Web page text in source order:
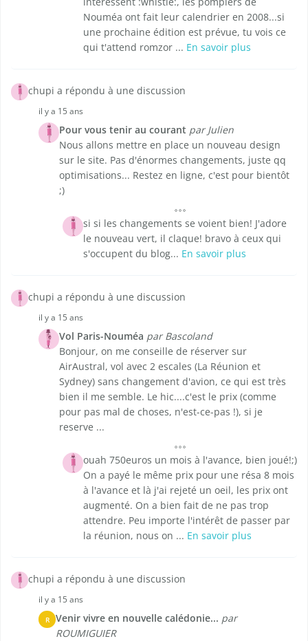
Nouméa ont fait leur calendrier en 2008...si
une prochaine édition est prévue, tu vois ce
qui t'attend romzor ... En savoir plus
chupi a répondu à une discussion
il y a 15 ans
Pour vous tenir au courant par Julien
Nous allons mettre en place un nouveau design
sur le site. Pas d'énormes changements, juste qq
optimisations... Restez en ligne, c'est pour bientôt
;)
si si les changements se voient bien! J'adore
le nouveau vert, il claque! bravo à ceux qui
s'occupent du blog... En savoir plus
chupi a répondu à une discussion
il y a 15 ans
Vol Paris-Nouméa par Bascoland
Bonjour, on me conseille de réserver sur
AirAustral, vol avec 2 escales (La Réunion et
Sydney) sans changement d'avion, ce qui est très
bien il me semble. Le hic....c'est le prix (comme
pour pas mal de choses, n'est-ce-pas !), si je
reserve ...
ouah 750euros un mois à l'avance, bien joué!;)
On a payé le même prix pour une résa 8 mois
à l'avance et là j'ai rejeté un oeil, les prix ont
augmenté. On a bien fait de ne pas trop
attendre. Peu importe l'intérêt de passer par
la réunion, nous on ... En savoir plus
chupi a répondu à une discussion
il y a 15 ans
R Venir vivre en nouvelle calédonie... par
ROUMIGUIER